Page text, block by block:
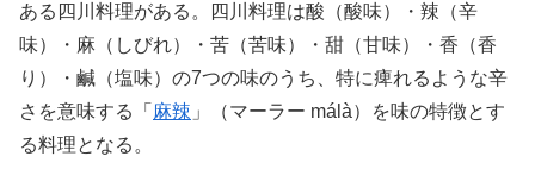
ある四川料理がある。四川料理は酸（酸味）・辣（辛
味）・麻（しびれ）・苦（苦味）・甜（甘味）・香（香
り）・鹹（塩味）の7つの味のうち、特に痺れるような辛
さを意味する「 麻辣 」（マーラー málà）を味の特徴とす
る料理となる。